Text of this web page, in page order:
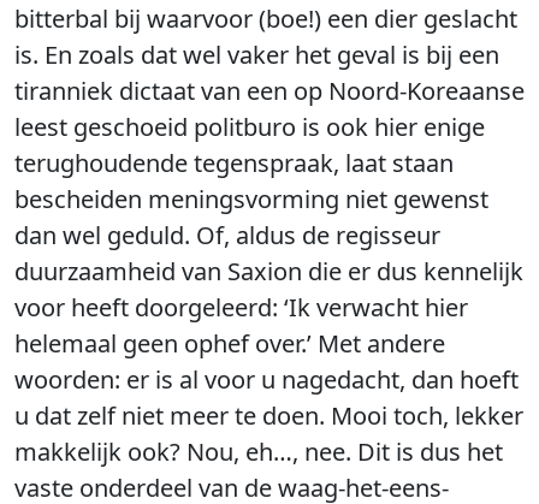
bitterbal bij waarvoor (boe!) een dier geslacht
is. En zoals dat wel vaker het geval is bij een
tiranniek dictaat van een op Noord-Koreaanse
leest geschoeid politburo is ook hier enige
terughoudende tegenspraak, laat staan
bescheiden meningsvorming niet gewenst
dan wel geduld. Of, aldus de regisseur
duurzaamheid van Saxion die er dus kennelijk
voor heeft doorgeleerd: ‘Ik verwacht hier
helemaal geen ophef over.’ Met andere
woorden: er is al voor u nagedacht, dan hoeft
u dat zelf niet meer te doen. Mooi toch, lekker
makkelijk ook? Nou, eh…, nee. Dit is dus het
vaste onderdeel van de waag-het-eens-